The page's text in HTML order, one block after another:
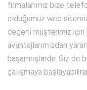
firmalarımız bize
olduğumuz web
değerli müşterimiz
avantajlarımızdan
başarmışlardır. Siz
çalışmaya